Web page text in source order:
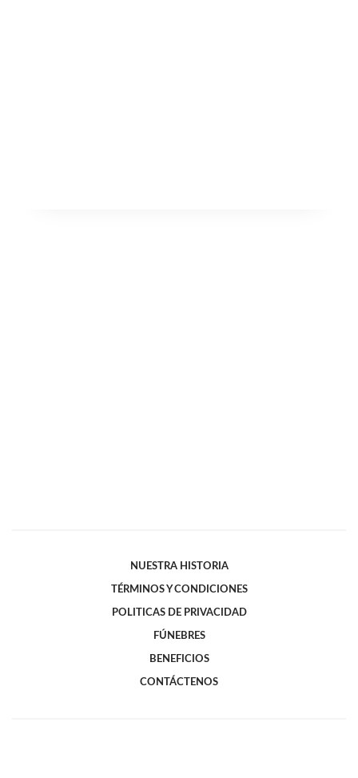
NUESTRA HISTORIA
TÉRMINOS Y CONDICIONES
POLITICAS DE PRIVACIDAD
FÚNEBRES
BENEFICIOS
CONTÁCTENOS